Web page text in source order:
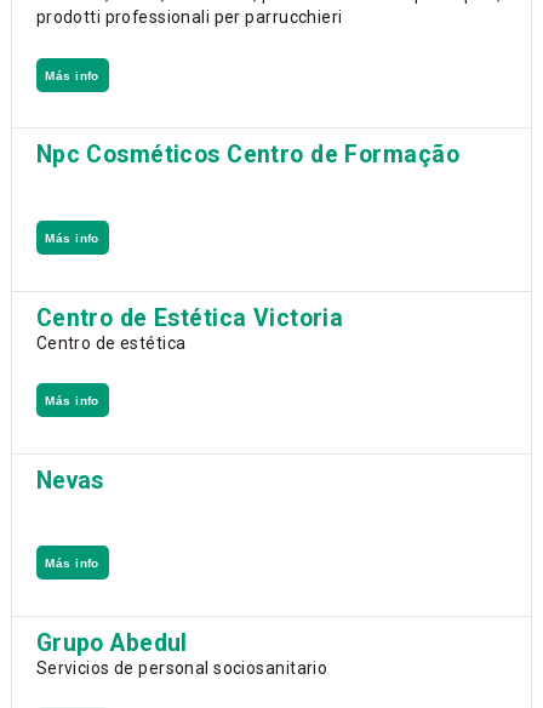
prodotti professionali per parrucchieri
Más info
Npc Cosméticos Centro de Formação
Más info
Centro de Estética Victoria
Centro de estética
Más info
Nevas
Más info
Grupo Abedul
Servicios de personal sociosanitario